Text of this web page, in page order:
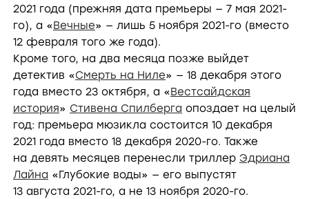
2021 года (прежняя дата премьеры — 7 мая 2021-
го), а «Вечные» — лишь 5 ноября 2021-го (вместо
12 февраля того же года).
Кроме того, на два месяца позже выйдет
детектив «Смерть на Ниле» — 18 декабря этого
года вместо 23 октября, а «Вестсайдская
история» Стивена Спилберга опоздает на целый
год: премьера мюзикла состоится 10 декабря
2021 года вместо 18 декабря 2020-го. Также
на девять месяцев перенесли триллер Эдриана
Лайна «Глубокие воды» — его выпустят
13 августа 2021-го, а не 13 ноября 2020-го.